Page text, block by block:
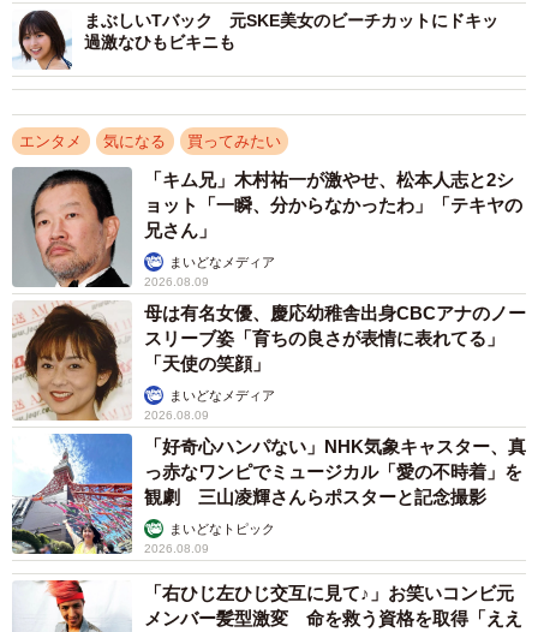
のむら みよ 2003年2月1日生まれ。愛知県一宮市出身。
2016年、SKE48の8期生としてグループ加入。2021年、
SKE48 28thシングル「あの頃の君を見つけた」にて初の選
抜入り。2022年、AKB48グループ×Ray専属モデルオーデ
ィションで ​ランキング1位となり、“Raygirl”として活動。
2025年、SKE48現役メンバーによるeスポーツチーム
「amshy（アムシー）」のメンバーに。SKE48の中心メン
バーとしてグループを牽引し、多数のファッションショー
に出演するスタイルの良さがSNSで「アイカツ体型」と話
題に。今年活動10周年を迎える。ニックネーム：みよまる
まぶしいTバック 元SKE美女のビーチカットにドキッ
過激なひもビキニも
エンタメ 気になる 買ってみたい
「キム兄」木村祐一が激やせ、松本人志と2シ
ョット「一瞬、分からなかったわ」「テキヤの
兄さん」
まいどなメディア
2026.08.09
母は有名女優、慶応幼稚舎出身CBCアナのノー
スリーブ姿「育ちの良さが表情に表れてる」
「天使の笑顔」
まいどなメディア
2026.08.09
「好奇心ハンパない」NHK気象キャスター、真
っ赤なワンピでミュージカル「愛の不時着」を
観劇 三山凌輝さんらポスターと記念撮影
まいどなトピック
2026.08.09
「右ひじ左ひじ交互に見て♪」お笑いコンビ元
メンバー髪型激変 命を救う資格を取得「ええ